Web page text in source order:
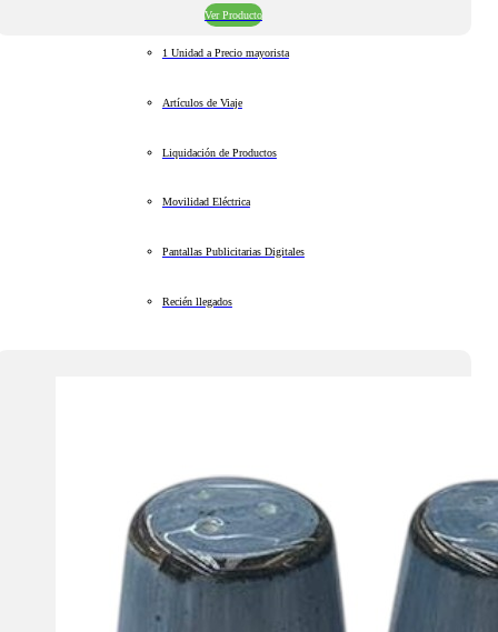
Ver Producto
1 Unidad a Precio mayorista
Artículos de Viaje
Liquidación de Productos
Movilidad Eléctrica
Pantallas Publicitarias Digitales
Recién llegados